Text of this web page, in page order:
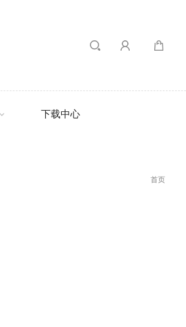
下载中心
首页